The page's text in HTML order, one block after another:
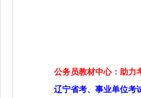
公务员教材中心：助力
辽宁省考、事业单位考